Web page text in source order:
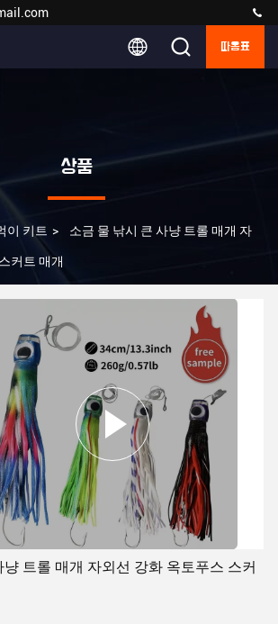
따옴표
상품
이 키트 > 소금 물 낚시 큰 사냥 트롤 매개 자
커트 매개
트롤 매개 자외선 강화 옥토푸스 스커